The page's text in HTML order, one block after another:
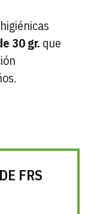
30 gr. que
FRS